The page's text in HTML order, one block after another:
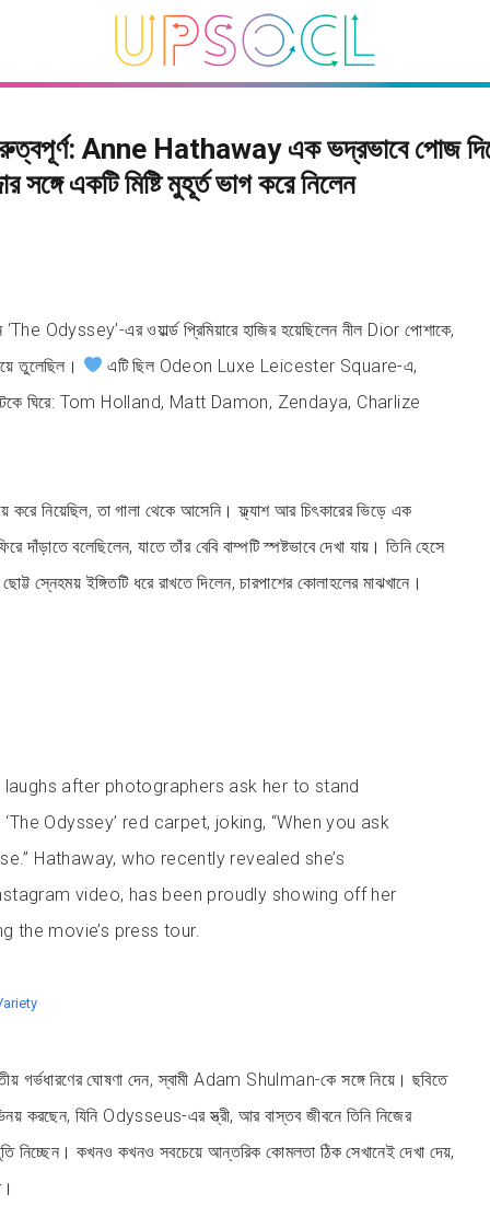
Anne Hathaway এক ভদ্রভাবে পোজ
সঙ্গে একটি মিষ্টি মুহূর্ত ভাগ করে নিলেন
Odyssey’-এর ওয়ার্ল্ড প্রিমিয়ারে হাজির হয়েছিলেন নীল Dior পোশাকে,
তুলেছিল।
এটি ছিল Odeon Luxe Leicester Square-এ,
ঘিরে: Tom Holland, Matt Damon, Zendaya, Charlize
করে নিয়েছিল, তা গালা থেকে আসেনি। ফ্ল্যাশ আর চিৎকারের ভিড়ে এক
দাঁড়াতে বলেছিলেন, যাতে তাঁর বেবি বাম্পটি স্পষ্টভাবে দেখা যায়। তিনি হেসে
স্নেহময় ইঙ্গিতটি ধরে রাখতে দিলেন, চারপাশের কোলাহলের মাঝখানে।
laughs after photographers ask her to stand
Odyssey’ red carpet, joking, “When you ask
Hathaway, who recently revealed she’s
video, has been proudly showing off her
the movie’s press tour.
ঘোষণা দেন, স্বামী Adam Shulman-কে সঙ্গে নিয়ে। ছবিতে
করছেন, যিনি Odysseus-এর স্ত্রী, আর বাস্তব জীবনে তিনি নিজের
নিচ্ছেন। কখনও কখনও সবচেয়ে আন্তরিক কোমলতা ঠিক সেখানেই দেখা দেয়,